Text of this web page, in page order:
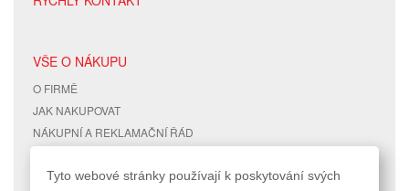
VŠE O NÁKUPU
O FIRMĚ
JAK NAKUPOVAT
NÁKUPNÍ A REKLAMAČNÍ ŘÁD
OCHRANA DAT
Tyto webové stránky používají k poskytování svých